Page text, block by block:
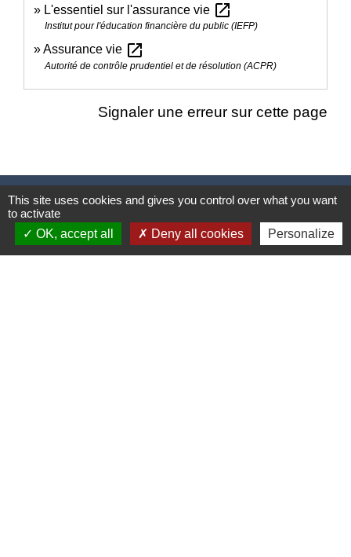
L'essentiel sur l'assurance vie open_in_new
Institut pour l'éducation financière du public (IEFP)
Assurance vie open_in_new
Autorité de contrôle prudentiel et de résolution (ACPR)
Signaler une erreur sur cette page
Nous contacter
Commune de Puylaurens
1 rue de la Mairie
This site uses cookies and gives you control over what you want
to activate
OK, accept all
Deny all cookies Personalize